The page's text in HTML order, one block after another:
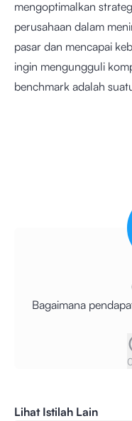
mengoptimalkan
perusahaan dalam
pasar dan mencapai
ingin mengungguli
benchmark adalah
Bagaimana
Lihat Istilah Lain